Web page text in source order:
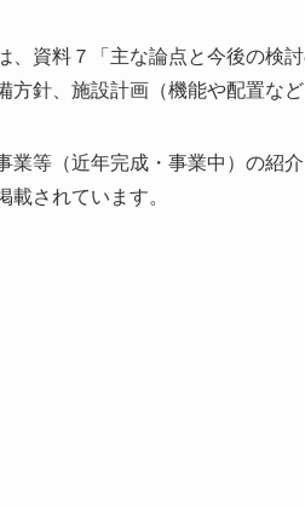
、資料７「主な論点と今後の検
方針、施設計画（機能や配置な
業等（近年完成・事業中）の紹
載されています。